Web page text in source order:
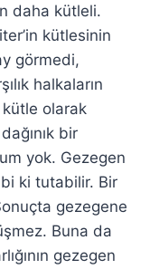
daha kütleli.
kütlesinin
görmedi,
halkaların
olarak
bir
yok. Gezegen
ki tutabilir. Bir
gezegene
Buna da
gezegen